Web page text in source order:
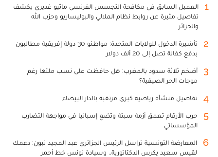
1
العميل السابق في مكافحة التجسس الفرنسي ماثيو غديري يكشف
تفاصيل مثيرة عن روابط نظام الملالي والبوليساريو وحزب الله
والجزائر
2
تأشيرة الدخول للولايات المتحدة: مواطنو 30 دولة إفريقية مطالبون
بدفع كفالة تصل إلى 20 ألف دولار
3
أضخم ثلاثة سدود بالمغرب: هل حافظت على نسب ملئها رغم
موجات الحر الصيفية؟
4 تفاصيل منشأة رياضية كبرى مرتقبة بالدار البيضاء
5
حرب الأرقام تعمق أزمة سبتة وتضع إسبانيا في مواجهة التضارب
المؤسساتي
6
المعارضة التونسية تراسل الرئيس الجزائري عبد المجيد تبون: دعمك
لقيس سعيد يكرس الدكتاتورية.. وسيادة تونس خط أحمر